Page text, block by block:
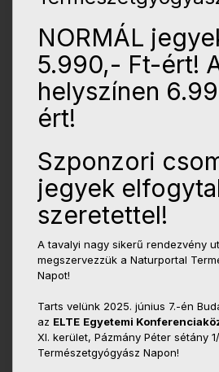
NORMÁL
5.990,- Ft-ért!
helyszínen
ért!
Szponzori
jegyek
szeretettel!
A tavalyi nagy sikerű rendezvény
megszervezzük a Naturportal
Napot!
Tarts velünk 2025. június 7.-én
az ELTE Egyetemi
XI. kerület, Pázmány Péter sétány
Természetgyógyász Napon!